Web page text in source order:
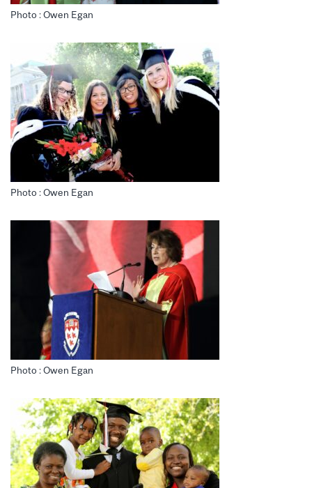
Photo : Owen Egan
Photo : Owen Egan
Photo : Owen Egan